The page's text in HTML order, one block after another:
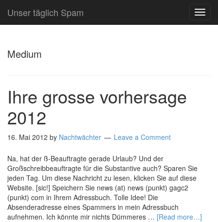
Unser täglich Spam
Medium
Ihre grosse vorhersage
2012
16. Mai 2012 by Nachtwächter Leave a Comment
Na, hat der ß-Beauftragte gerade Urlaub? Und der
Großschreibbeauftragte für die Substantive auch? Sparen Sie
jeden Tag. Um diese Nachricht zu lesen, klicken Sie auf diese
Website. [sic!] Speichern Sie news (at) news (punkt) gagc2
(punkt) com in Ihrem Adressbuch. Tolle Idee! Die
Absenderadresse eines Spammers in mein Adressbuch
aufnehmen. Ich könnte mir nichts Dümmeres … [Read more…]